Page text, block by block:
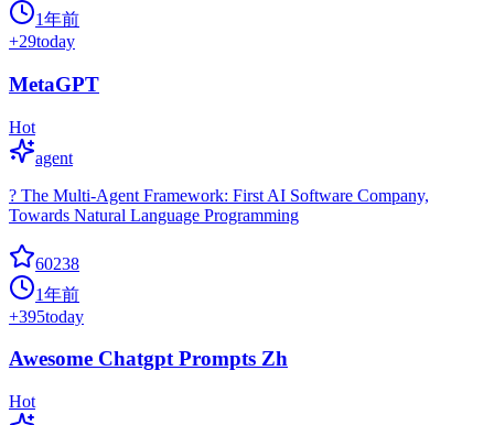
1年前
+29today
MetaGPT
Hot
agent
? The Multi-Agent Framework: First AI Software Company,
Towards Natural Language Programming
60238
1年前
+395today
Awesome Chatgpt Prompts Zh
Hot